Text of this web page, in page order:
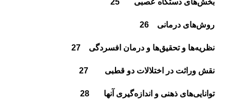
بخش‌هاى دستگاه عصبى
روش‌هاى درمانى
نظريه‌ها و تحقيق‌ها و درمان افسردگى
نقش وراثت در اختلالات دو قطبى
توانايى‌هاى ذهنى و اندازه‌گيرى آنها